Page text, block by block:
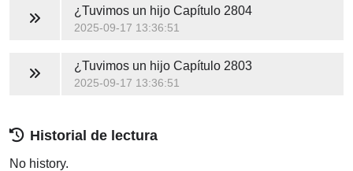
¿Tuvimos un hijoCapítulo 2804
2025-09-17 13:36:51
¿Tuvimos un hijoCapítulo 2803
2025-09-17 13:36:51
Historial de lectura
No history.